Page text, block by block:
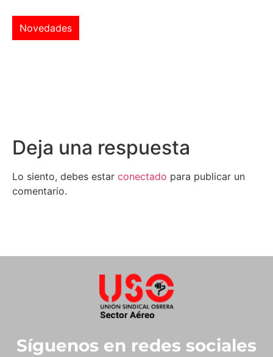
Novedades
Deja una respuesta
Lo siento, debes estar conectado para publicar un
comentario.
Síguenos en redes sociales